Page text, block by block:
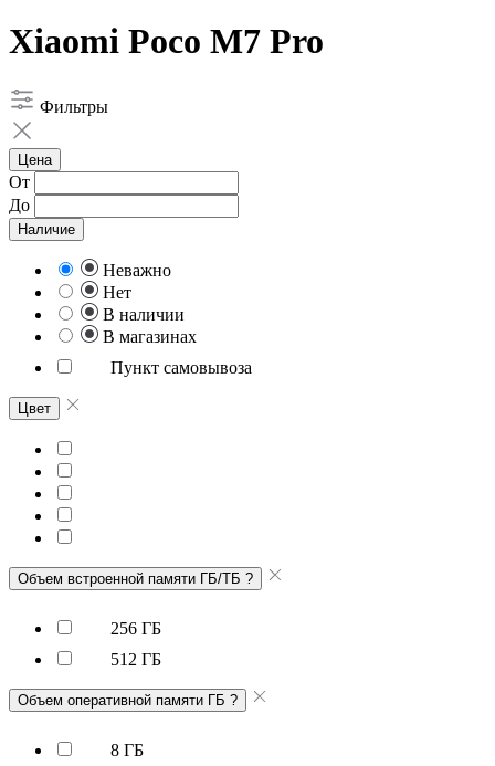
Xiaomi Poco M7 Pro
Фильтры
Цена
От
До
Наличие
Неважно
Нет
В наличии
В магазинах
Пункт самовывоза
Цвет
Объем встроенной памяти ГБ/ТБ ?
256 ГБ
512 ГБ
Объем оперативной памяти ГБ ?
8 ГБ